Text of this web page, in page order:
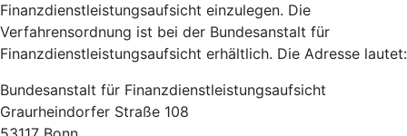
Finanzdienstleistungsaufsicht einzulegen. Die
Verfahrensordnung ist bei der Bundesanstalt für
Finanzdienstleistungsaufsicht erhältlich. Die Adresse lautet:
Bundesanstalt für Finanzdienstleistungsaufsicht
Graurheindorfer Straße 108